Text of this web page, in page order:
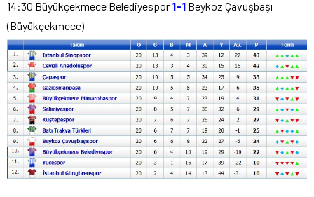
14:30 Büyükçekmece Belediyespor 1-1 Beykoz Çavuşbaşı
(Büyükçekmece)